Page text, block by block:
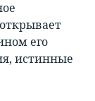
его
истинные